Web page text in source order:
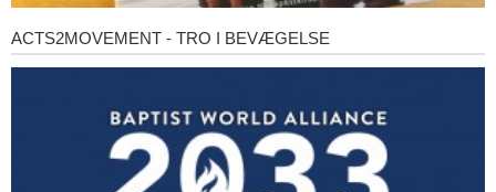
Acts2Movement
-
ACTS2MOVEMENT - TRO I BEVÆGELSE